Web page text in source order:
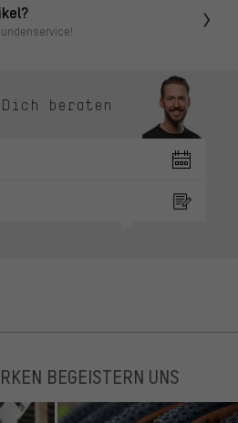
beraten
BEGEISTERN UNS